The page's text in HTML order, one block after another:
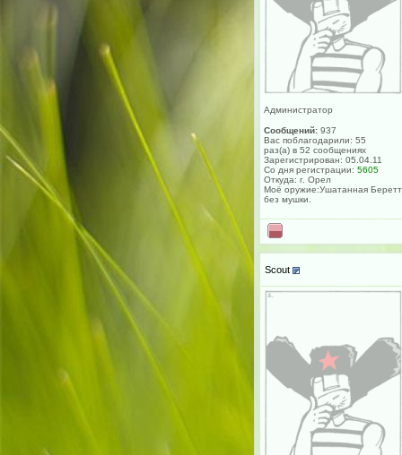
Администратор
Сообщений: 937
Вас поблагодарили: 55
раз(а) в 52 сообщениях
Зарегистрирован: 05.04.11
Со дня регистрации: 5605
Откуда: г. Орел
Моё оружие:Ушатанная
без мушки.
Scout